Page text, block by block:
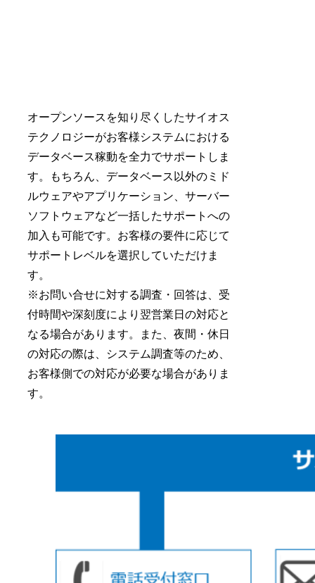
オープンソースを知り尽くしたサイオス
テクノロジーがお客様システムにおける
データベース稼動を全力でサポートしま
す。もちろん、データベース以外のミド
ルウェアやアプリケーション、サーバー
ソフトウェアなど一括したサポートへの
加入も可能です。お客様の要件に応じて
サポートレベルを選択していただけま
す。
※お問い合せに対する調査・回答は、受
付時間や深刻度により翌営業日の対応と
なる場合があります。また、夜間・休日
の対応の際は、システム調査等のため、
お客様側での対応が必要な場合がありま
す。